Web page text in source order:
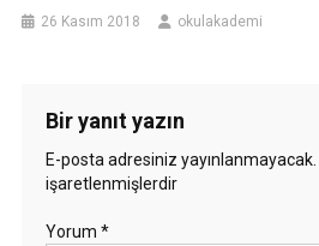
26 Kasım 2018 okulakademi
Bir yanıt yazın
E-posta adresiniz yayınlanmayacak.
işaretlenmişlerdir
Yorum *